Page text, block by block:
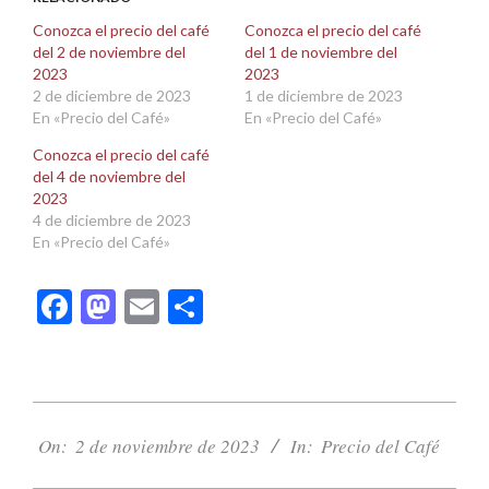
una
ventana
nueva)
una
ventana
nueva)
Conozca el precio del café
del 2 de noviembre del
2023
2 de diciembre de 2023
En «Precio del Café»
Conozca el precio del café
del 1 de noviembre del
2023
1 de diciembre de 2023
En «Precio del Café»
Conozca el precio del café
del 4 de noviembre del
2023
4 de diciembre de 2023
En «Precio del Café»
Facebook
Mastodon
Email
11-
On: 2 de noviembre de 2023 In: Precio del Café